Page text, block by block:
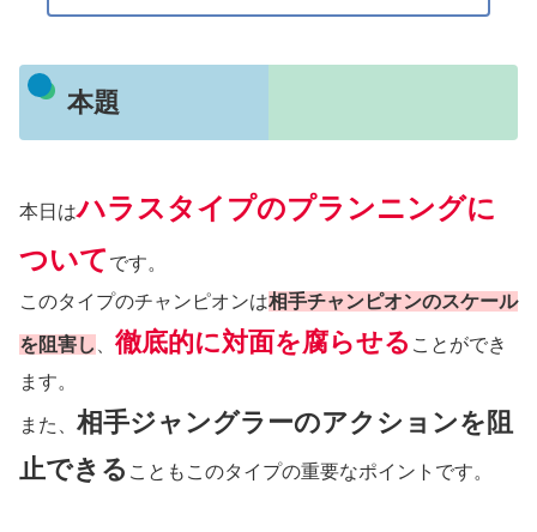
本題
本日はハラスタイプのプランニングに
ついて です。
このタイプのチャンピオンは相手チャンピオンのスケール
を阻害し 徹底的に対面を腐らせる ことができ
ます。
また、 相手ジャングラーのアクションを阻
止できる こともこのタイプの重要なポイントです。